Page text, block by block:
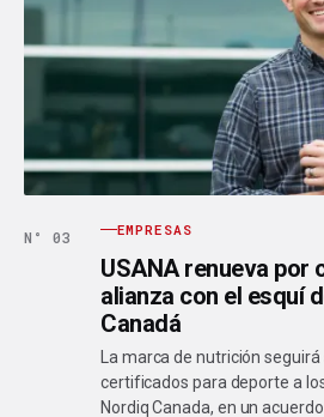
N° 03 EMPRESAS
USANA renueva por
alianza con el esquí
Canadá
La marca de nutrición
certificados para deporte a
Nordiq Canada, en un